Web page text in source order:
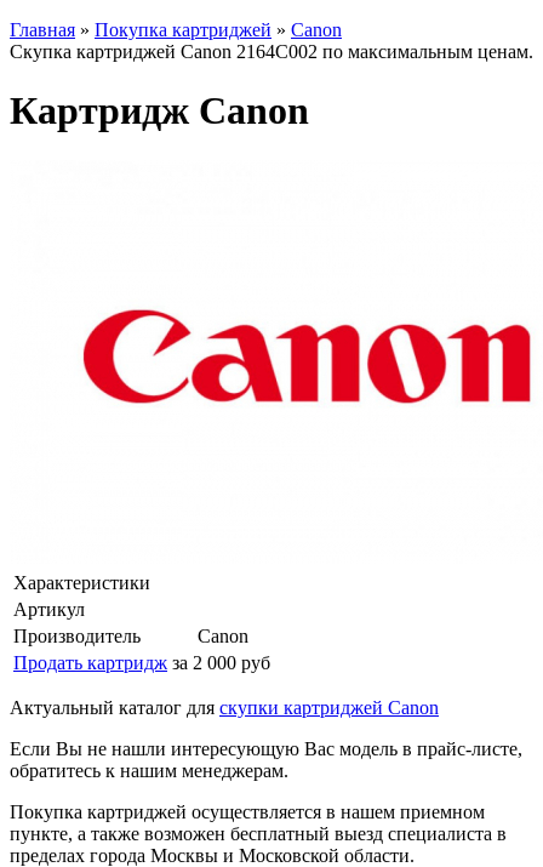
Главная » Покупка картриджей » Canon
Скупка картриджей Canon 2164C002 по максимальным ценам.
Картридж Canon
Характеристики
Артикул
Производитель
Canon
Продать картридж за 2 000 руб
Актуальный каталог для скупки картриджей Canon
Если Вы не нашли интересующую Вас модель в прайс-листе,
обратитесь к нашим менеджерам.
Покупка картриджей осуществляется в нашем приемном
пункте, а также возможен бесплатный выезд специалиста в
пределах города Москвы и Московской области.